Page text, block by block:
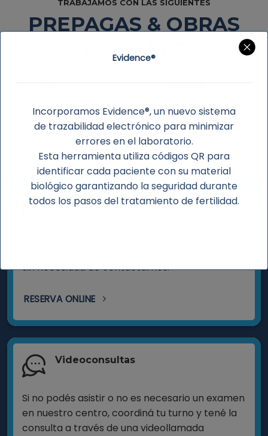
TRABAJAMOS CON LAS SIGUIENTES
PREPAGAS & OBRAS
SOCIALES
Turnos Online
sin necesidad de contactarnos.
RESERVA ONLINE
Videoconsultas
Si no podés asistir o no es necesario un examen
en nuestro centro, coordiná tu turno y tené la
consulta a través de una videollamada
Evidence®
Incorporamos Evidence®, un nuevo sistema
de trazabilidad electrónico para minimizar
errores en el laboratorio.
Esta herramienta utiliza códigos QR para
identificar cada paciente con su material
biológico garantizando la seguridad durante
todos los pasos del tratamiento de fertilidad.